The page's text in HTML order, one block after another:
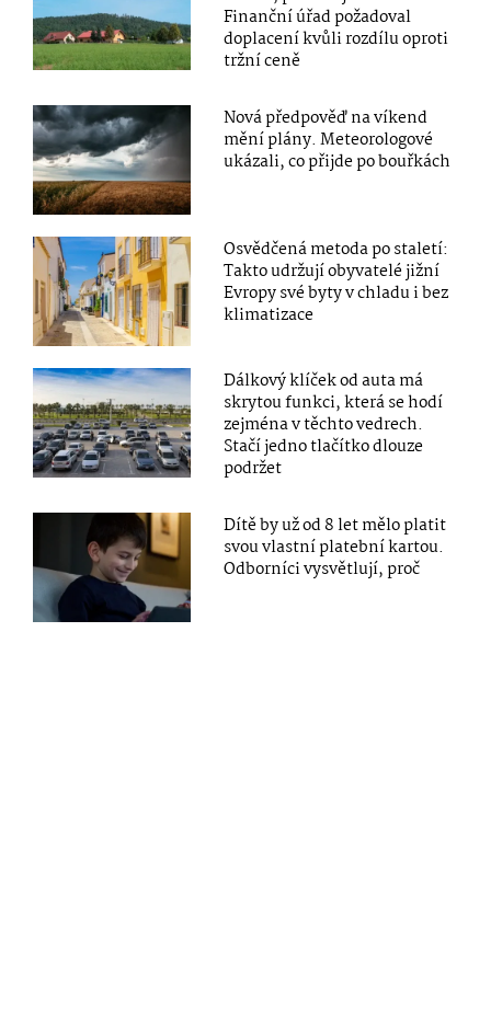
Finanční úřad požadoval
doplacení kvůli rozdílu oproti
tržní ceně
Nová předpověď na víkend
mění plány. Meteorologové
ukázali, co přijde po bouřkách
Osvědčená metoda po staletí:
Takto udržují obyvatelé jižní
Evropy své byty v chladu i bez
klimatizace
Dálkový klíček od auta má
skrytou funkci, která se hodí
zejména v těchto vedrech.
Stačí jedno tlačítko dlouze
podržet
Dítě by už od 8 let mělo platit
svou vlastní platební kartou.
Odborníci vysvětlují, proč